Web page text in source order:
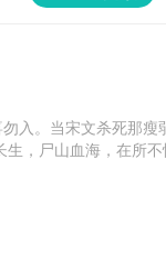
入。当宋文杀死那
，尸山血海，在所